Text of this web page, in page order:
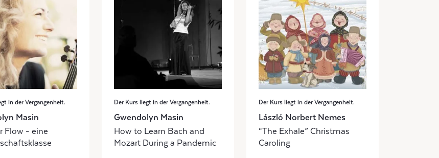
in der Vergangenheit.
Masin
Flow - eine
Der Kurs liegt in der Vergangenheit.
Gwendolyn Masin
How to Learn Bach and
Mozart During a Pandemic
Der Kurs liegt in der Vergangenheit.
László Norbert Nemes
“The Exhale” Christmas
Caroling